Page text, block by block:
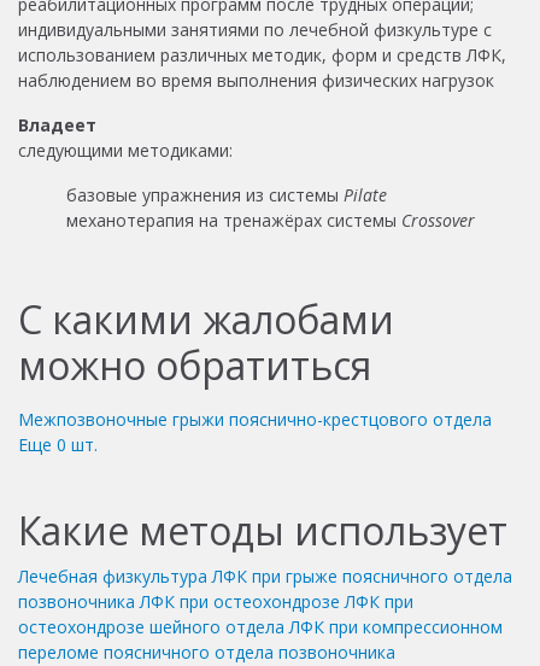
индивидуальными занятиями по лечебной физкультуре с
использованием различных методик, форм и средств ЛФК,
наблюдением во время выполнения физических нагрузок
Владеет
следующими методиками:
базовые упражнения из системы Pilate
механотерапия на тренажёрах системы Crossover
С какими жалобами
можно обратиться
Межпозвоночные грыжи пояснично-крестцового отдела
Еще 0 шт.
Какие методы использует
Лечебная физкультура ЛФК при грыже поясничного отдела
позвоночника ЛФК при остеохондрозе ЛФК при
остеохондрозе шейного отдела ЛФК при компрессионном
переломе поясничного отдела позвоночника